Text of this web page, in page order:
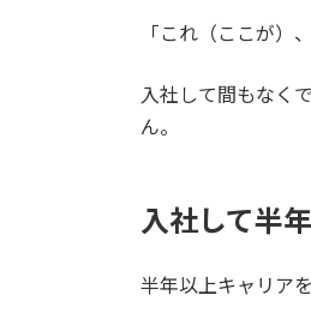
「これ（ここが）
入社して間もなく
ん。
入社して半
半年以上キャリア